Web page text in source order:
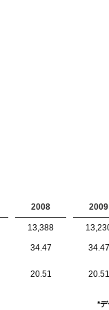
2008 2009
13,388
34.47 34.47
20.51 20.51
*デ